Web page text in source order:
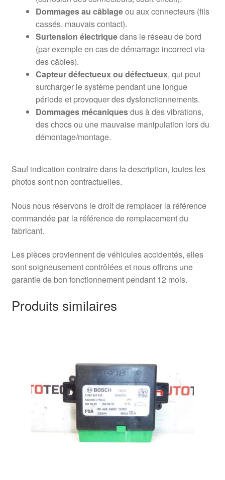
Dommages au câblageou aux connecteurs (fils
cassés, mauvais contact).
Surtension électriquedans le réseau de bord
(par exemple en cas de démarrage incorrect via
des câbles).
Capteur défectueux ou défectueux, qui peut
surcharger le système pendant une longue
période et provoquer des dysfonctionnements.
Dommages mécaniquesdus à des vibrations,
des chocs ou une mauvaise manipulation lors du
démontage/montage.
Sauf indication contraire dans la description, toutes les
photos sont non contractuelles.
Nous nous réservons le droit de remplacer la référence
commandée par la référence de remplacement du
fabricant.
Les pièces proviennent de véhicules accidentés, elles
sont soigneusement contrôlées et nous offrons une
garantie de bon fonctionnement pendant 12 mois.
Produits similaires